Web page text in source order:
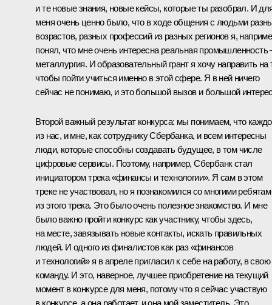
и те новые знания, новые кейсы, которые ты разобрал. И
меня очень ценно было, что в ходе общения с людьми
возрастов, разных профессий из разных регионов я,
понял, что мне очень интересна реальная промышленность
металлургия. И образовательный грант я хочу направить на
чтобы пойти учиться именно в этой сфере. Я в ней ничего
сейчас не понимаю, и это большой вызов и большой
Второй важный результат конкурса: мы понимаем, что
из нас, и мне, как сотруднику Сбербанка, и всем интересны
люди, которые способны создавать будущее, в том числе
цифровые сервисы. Поэтому, например, Сбербанк стал
инициатором трека «финансы и технологии». Я сам в этом
треке не участвовал, но я познакомился со многими ребятам
из этого трека. Это было очень полезное знакомство. И мне
было важно пройти конкурс как участнику, чтобы здесь,
на месте, завязывать новые контакты, искать правильных
людей. И одного из финалистов как раз «финансов
и технологий» я в апреле пригласил к себе на работу, в свою
команду. И это, наверное, лучшее приобретение на текущий
момент в конкурсе для меня, потому что я сейчас участвую
в конкурсе, а она работает, и она мой заместитель. Это